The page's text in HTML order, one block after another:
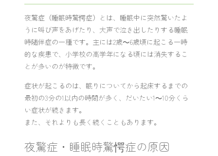
夜驚症（睡眠時驚愕症）とは、睡眠中に突然驚いたよ
うに叫び声をあげたり、大声で泣き出したりする睡眠
時随伴症の一種です。主には2歳～6歳頃に起こる一時
的な疾患で、小学校の高学年になる頃には消失するこ
とが多いのが特徴です。
症状が起こるのは、眠りについてから起床するまでの
最初の3分の1以内の時間が多く、だいたい1～10分くら
い症状が続きます。
また、それよりも長く続くこともあります。
夜驚症・睡眠時驚愕症の原因